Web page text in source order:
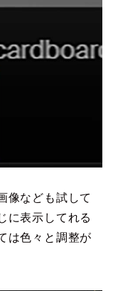
像なども試して
に表示してれる
は色々と調整が